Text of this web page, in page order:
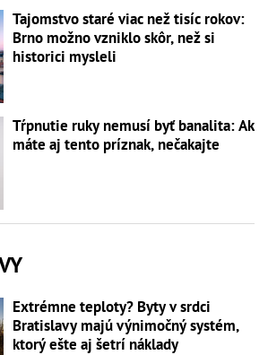
Tajomstvo staré viac než tisíc rokov:
Brno možno vzniklo skôr, než si
historici mysleli
Tŕpnutie ruky nemusí byť banalita: Ak
máte aj tento príznak, nečakajte
Extrémne teploty? Byty v srdci
Bratislavy majú výnimočný systém,
ktorý ešte aj šetrí náklady